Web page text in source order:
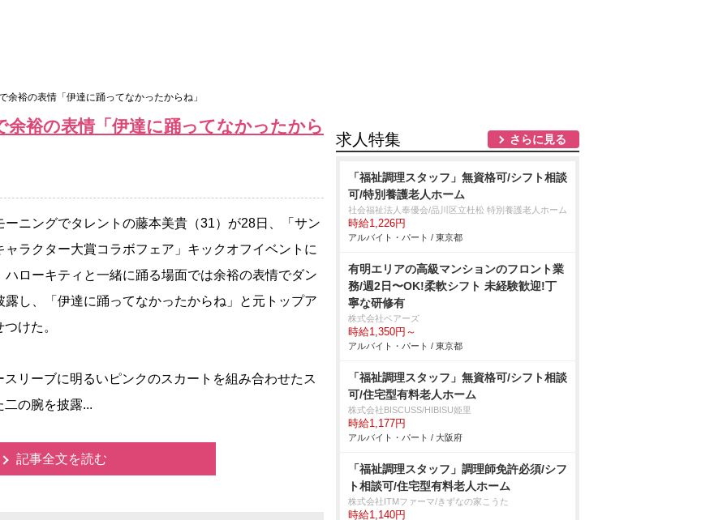
余裕の表情「伊達に踊ってなかったからね」
余裕の表情「伊達に踊ってなかったから
ニングでタレントの藤本美貴（31）が28日、「サン
ャラクター大賞コラボフェア」キックオフイベントに
ハローキティと一緒に踊る場面では余裕の表情でダン
露し、「伊達に踊ってなかったからね」と元トップア
けた。
リーブに明るいピンクのスカートを組み合わせたス
の腕を披露...
記事全文を読む
求人特集 さらに見る
「福祉調理スタッフ」無資格可/シフト相談
可/特別養護老人ホーム
社会福祉法人奉優会/品川区立杜松 特別養護老人ホーム
時給1,226円
アルバイト・パート / 東京都
有明エリアの⾼級マンションのフロント業
務/週2⽇〜OK!柔軟シフト 未経験歓迎!丁
寧な研修有
株式会社ベアーズ
時給1,350円～
アルバイト・パート / 東京都
「福祉調理スタッフ」無資格可/シフト相談
可/住宅型有料老人ホーム
株式会社BISCUSS/HIBISU姫里
時給1,177円
アルバイト・パート / 大阪府
「福祉調理スタッフ」調理師免許必須/シフ
ト相談可/住宅型有料老人ホーム
株式会社ITMファーマ/きずなの家こうた
時給1,140円